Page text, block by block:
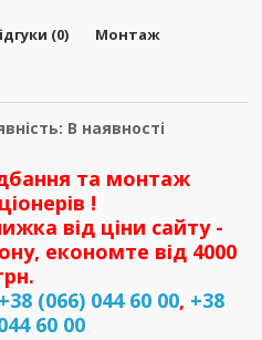
(0) Монтаж
В наявності
та монтаж
!
від ціни сайту -
економте від 4000
+38 (066) 044 60 00, +38
60 00